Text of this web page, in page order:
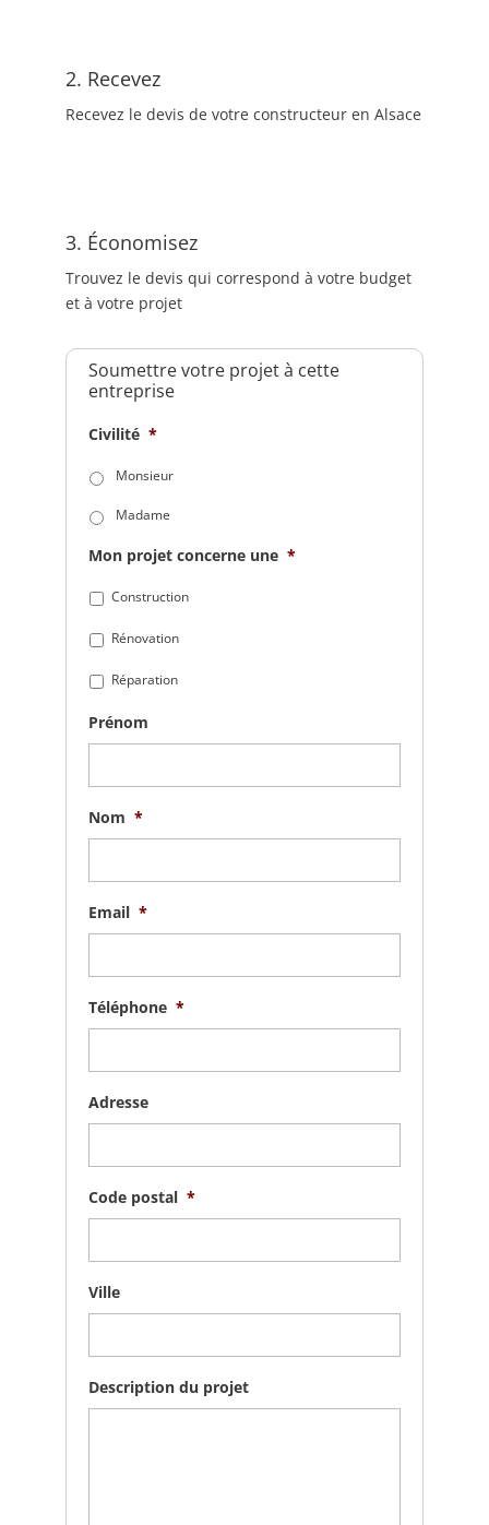
2. Recevez
Recevez le devis de votre constructeur en Alsace
3. Économisez
Trouvez le devis qui correspond à votre budget
et à votre projet
Soumettre votre projet à cette
entreprise
Civilité *
Monsieur
Madame
Mon projet concerne une *
Construction
Rénovation
Réparation
Prénom
Nom *
Email *
Téléphone *
Adresse
Code postal *
Ville
Description du projet